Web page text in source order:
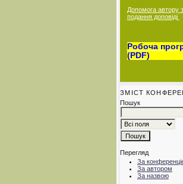
Допомога автору з
подання доповіді
Робоча
(PDF)
ЗМІСТ
Пошук
Перегляд
За
За автором
За назвою